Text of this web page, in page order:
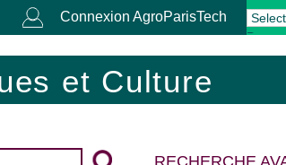
Connexion AgroParisTech
et Culture
RECHERCHE